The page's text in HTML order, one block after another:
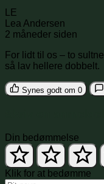
LE
Lea Andersen
2 måneder siden
For lidt til os – to
så lav hellere dobbelt.
Synes godt om 0
Din bedømmelse
Klik for at bedømme